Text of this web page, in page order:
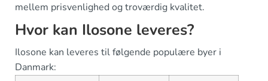
mellem prisvenlighed og troværdig kvalitet.
Hvor kan Ilosone leveres?
Ilosone kan leveres til følgende populære byer i
Danmark: